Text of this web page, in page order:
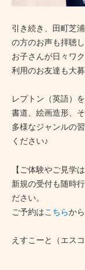
引き続き、田町芝
の方のお声も拝聴し
お子さんが日々ワ
利用のお友達も大募
レプトン（英語）
書道、絵画造形、
多様なジャンルの
ください♪
【ご体験やご見学
新規の受付も随時
ださい。
ご予約はこちらか
えすこーと（エス